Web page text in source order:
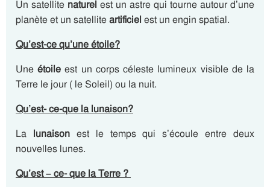
Un satellite naturel est un astre qui tourne autour d’une
planète et un satelliteartificiel est un engin spatial.
Qu’est-ce qu’une étoile?
Uneétoile est un corps céleste lumineux visible de la
Terre le jour ( le Soleil) ou la nuit.
Qu’est- ce-que la lunaison?
La lunaisonest le temps qui s’écoule entre deux
nouvelles lunes.
Qu’est – ce- que la Terre ?